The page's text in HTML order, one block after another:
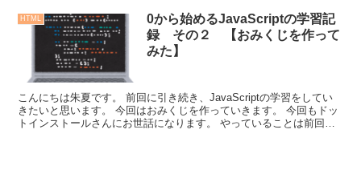
HTML
0から始めるJavaScriptの学習記
録 その２ 【おみくじを作って
みた】
こんにちは朱夏です。 前回に引き続き、JavaScriptの学習をしてい
きたいと思います。 今回はおみくじを作っていきます。 今回もドッ
トインストールさんにお世話になります。 やっていることは前回の